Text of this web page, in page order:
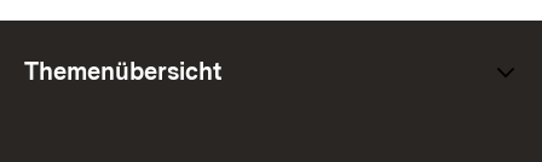
Themenübersicht